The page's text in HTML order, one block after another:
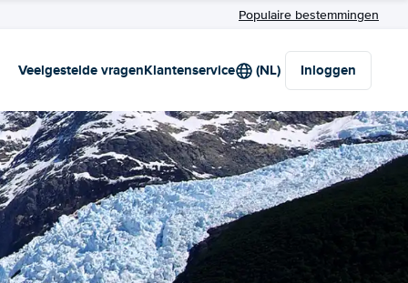
Populaire bestemmingen
Veelgestelde vragenKlantenservice (NL) Inloggen